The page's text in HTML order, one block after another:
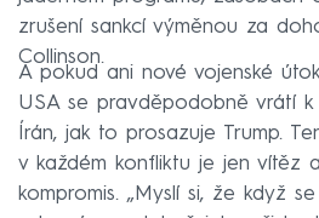
zrušení sankcí výměnou za
Collinson.
A pokud ani nové vojenské
USA se pravděpodobně vrátí
Írán, jak to prosazuje Trump.
v každém konfliktu je jen vítěz
kompromis. „Myslí si, že když